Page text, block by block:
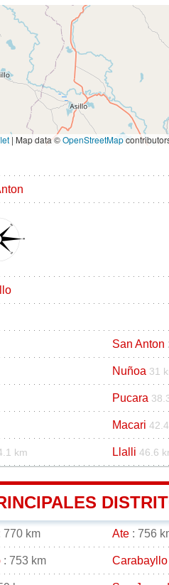
| Map data ©OpenStreetMap
San Anton
Nuñoa 31
Pucara
Macari
km Llalli 46.6
770 km Ate : 756
: 753 km Carabayllo